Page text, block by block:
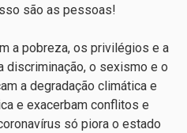
são as pessoas!
a pobreza, os privilégios e a
discriminação, o sexismo e o
a degradação climática e
e exacerbam conflitos e
só piora o estado